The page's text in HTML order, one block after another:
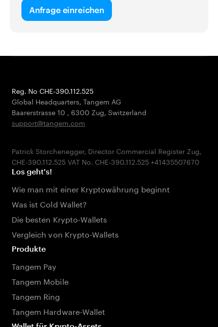
Anfrage einreichen
Reg. No CHE-390.112.525
Global Headquarters, Tangem AG
Baarerstrasse 10 , 6300 Zug, Switzerland
support@tangem.com
Patrick Storchenegger, Director Commercial Register Zug,
Los geht's!
Wie man mit einer Kryptowährung beginnt
Was ist Cold Wallet?
Die besten Krypto-Wallets
Vergleich von Krypto-Wallets
Produkte
Tangem Pay
Tangem Mobile
Tangem Ring
Tangem Hardware-Wallet